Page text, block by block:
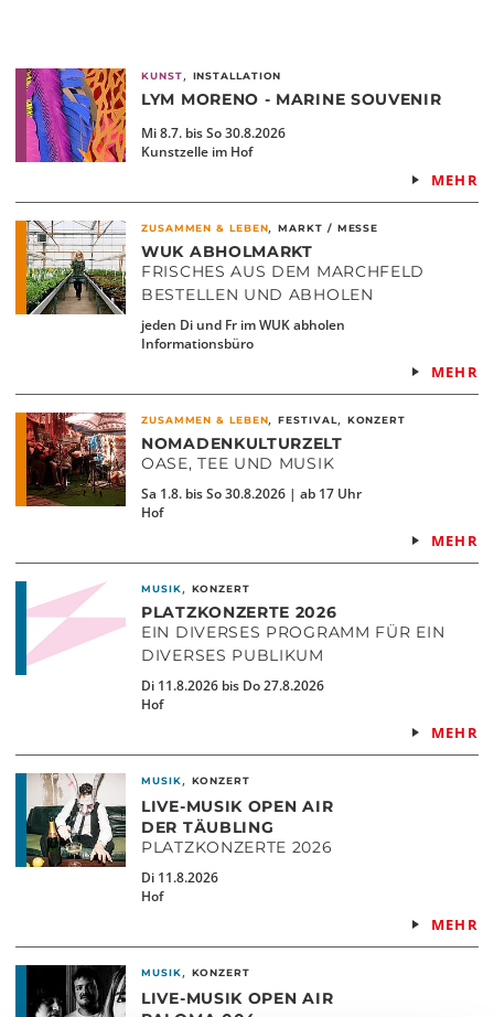
KUNST, INSTALLATION
LYM MORENO - MARINE SOUVENIR
Mi 8.7. bis So 30.8.2026
Kunstzelle im Hof
MEHR
ZUSAMMEN & LEBEN,MARKT / MESSE
WUK ABHOLMARKT
FRISCHES AUS DEM MARCHFELD
BESTELLEN UND ABHOLEN
jeden Di und Fr im WUK abholen
Informationsbüro
MEHR
ZUSAMMEN & LEBEN,FESTIVAL, KONZERT
NOMADENKULTURZELT
OASE, TEE UND MUSIK
Sa 1.8. bis So 30.8.2026 | ab 17 Uhr
Hof
MEHR
MUSIK, KONZERT
PLATZKONZERTE 2026
EIN DIVERSES PROGRAMM FÜR EIN
DIVERSES PUBLIKUM
Di 11.8.2026 bis Do 27.8.2026
Hof
MEHR
MUSIK, KONZERT
LIVE-MUSIK OPEN AIR
DER TÄUBLING
PLATZKONZERTE 2026
Di 11.8.2026
Hof
MEHR
MUSIK, KONZERT
LIVE-MUSIK OPEN AIR